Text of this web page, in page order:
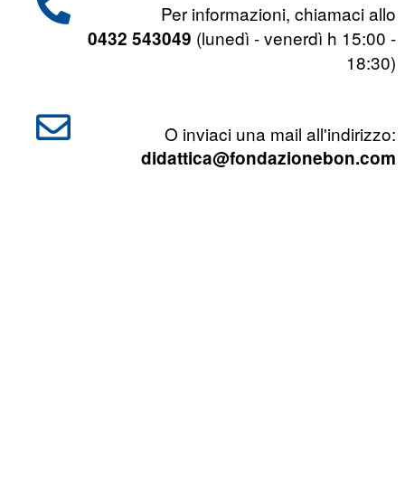
Per informazioni, chiamaci allo
0432 543049 (lunedì - venerdì h 15:00 -
18:30)
O inviaci una mail all'indirizzo:
didattica@fondazionebon.com